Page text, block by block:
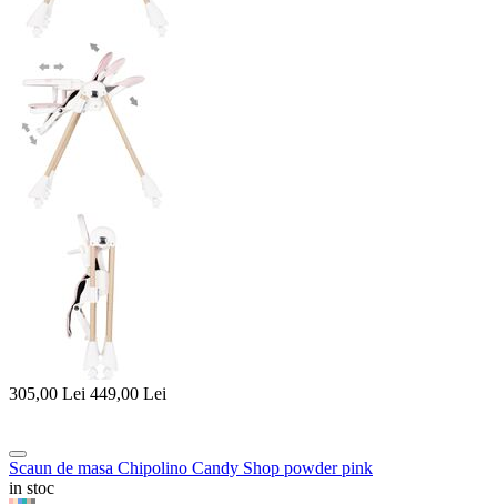
305,00 Lei 449,00 Lei
Scaun de masa Chipolino Candy Shop powder pink
in stoc